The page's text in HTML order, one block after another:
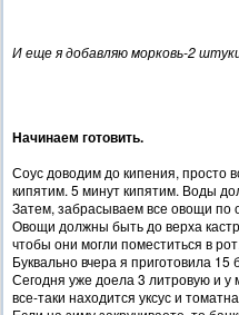
И еще я добавляю морковь-2
Начинаем готовить.
Соус доводим до кипения, просто
кипятим. 5 минут кипятим. Воды
Затем, забрасываем все овощи по
Овощи должны быть до верха
чтобы они могли поместиться в
Буквально вчера я приготовила
Сегодня уже доела 3 литровую и у
все-таки находится уксус и